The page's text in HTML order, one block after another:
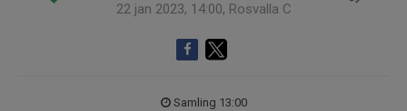
22 jan 2023, 14:00, Rosvalla C
Samling 13:00